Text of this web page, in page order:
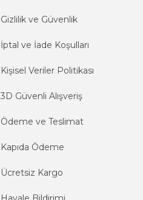
Gizlilik ve Güvenlik
İptal ve İade Koşulları
Kişisel Veriler Politikası
3D Güvenli Alışveriş
Ödeme ve Teslimat
Kapıda Ödeme
Ücretsiz Kargo